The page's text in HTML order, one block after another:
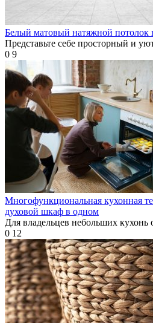
Белый матовый натяжной потолок
Представьте себе просторный и
0 9
Многофункциональная кухонная
духовой шкаф в одном
Для владельцев небольших кухонь
0 12